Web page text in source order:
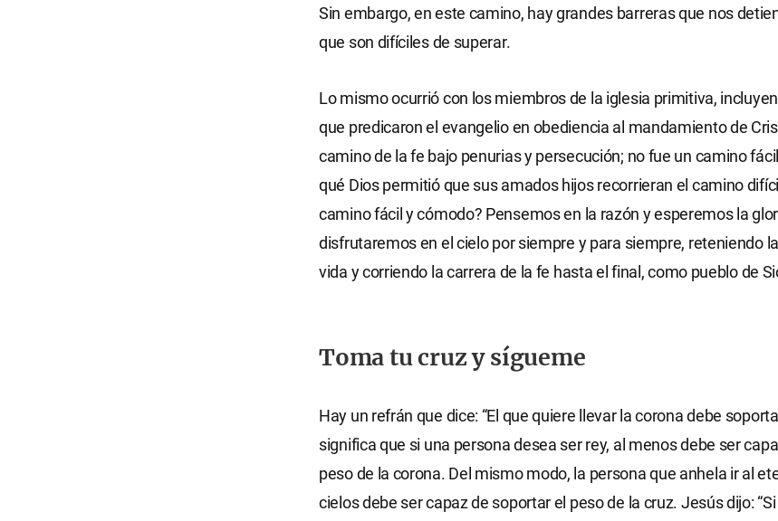
Sin embargo, en este camino, hay grandes barreras que nos
que son difíciles de superar.
Lo mismo ocurrió con los miembros de la iglesia primitiva,
que predicaron el evangelio en obediencia al mandamiento de
camino de la fe bajo penurias y persecución; no fue un camino
qué Dios permitió que sus amados hijos recorrieran el camino
camino fácil y cómodo? Pensemos en la razón y esperemos la
disfrutaremos en el cielo por siempre y para siempre, reteniendo
vida y corriendo la carrera de la fe hasta el final, como pueblo de
Toma tu cruz y sígueme
Hay un refrán que dice: “El que quiere llevar la corona debe
significa que si una persona desea ser rey, al menos debe ser
peso de la corona. Del mismo modo, la persona que anhela ir al
cielos debe ser capaz de soportar el peso de la cruz. Jesús dijo: